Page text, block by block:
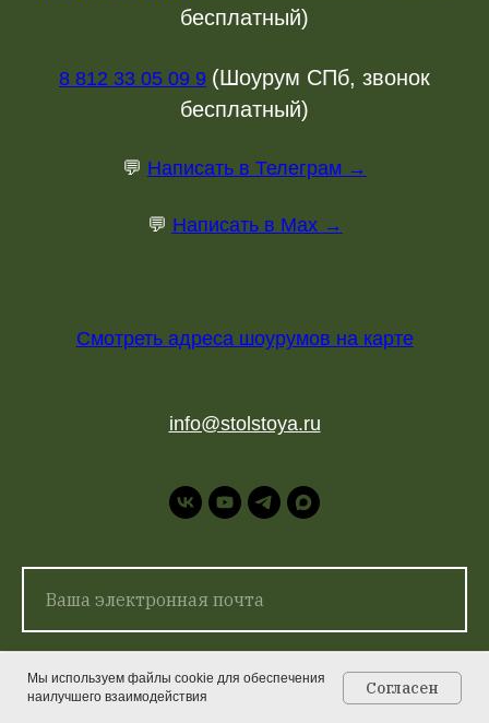
Главная Каталог
бесплатный)
8 812 33 05 09 9 (Шоурум СПб, звонок
бесплатный)
💬 Написать в Телеграм →
💬 Написать в Max →
Смотреть адреса шоурумов на карте
info@stolstoya.ru
Мы используем файлы cookie для обеспечения
наилучшего взаимодействия
Согласен